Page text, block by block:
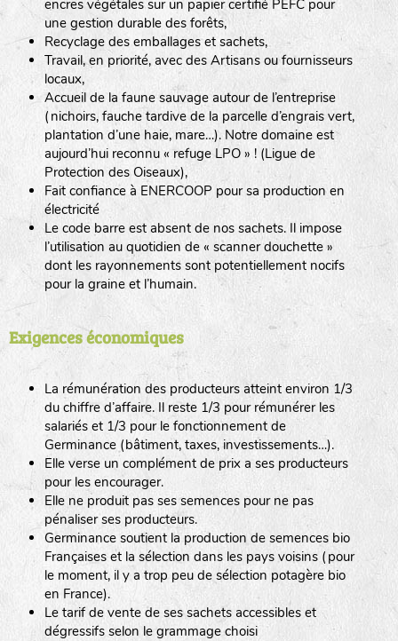
encres végétales sur un papier certifié PEFC pour
une gestion durable des forêts,
Recyclage des emballages et sachets,
Travail, en priorité, avec des Artisans ou fournisseurs
locaux,
Accueil de la faune sauvage autour de l’entreprise
(nichoirs, fauche tardive de la parcelle d’engrais vert,
plantation d’une haie, mare…). Notre domaine est
aujourd’hui reconnu « refuge LPO » ! (Ligue de
Protection des Oiseaux),
Fait confiance à ENERCOOP pour sa production en
électricité
Le code barre est absent de nos sachets. Il impose
l’utilisation au quotidien de « scanner douchette »
dont les rayonnements sont potentiellement nocifs
pour la graine et l’humain.
Exigences économiques
La rémunération des producteurs atteint environ 1/3
du chiffre d’affaire. Il reste 1/3 pour rémunérer les
salariés et 1/3 pour le fonctionnement de
Germinance (bâtiment, taxes, investissements…).
Elle verse un complément de prix a ses producteurs
pour les encourager.
Elle ne produit pas ses semences pour ne pas
pénaliser ses producteurs.
Germinance soutient la production de semences bio
Françaises et la sélection dans les pays voisins (pour
le moment, il y a trop peu de sélection potagère bio
en France).
Le tarif de vente de ses sachets accessibles et
dégressifs selon le grammage choisi